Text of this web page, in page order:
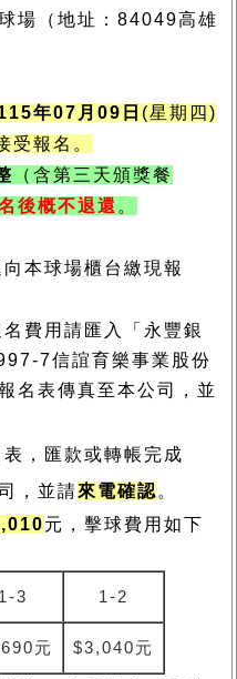
場（地址： 84049高雄
年07 月09 日 (星期四 )
受報名。
（含第三天頒獎餐
後概不退還 。
本球場櫃台繳現報
費用請匯入「永豐銀
7信誼育樂事業股份
名表傳真至本公司，並
，匯款或轉帳完成
，並請來電確認 。
元，擊球費用如下
1-3 1-2
元 $3,040元